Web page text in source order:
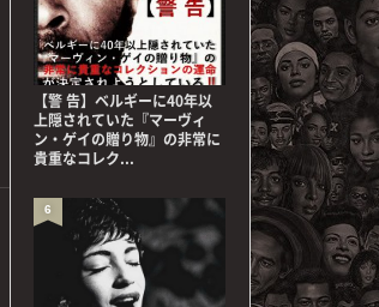
【警 告】ベルギーに40年以
上隠されていた『マーヴィ
ン・ゲイの贈り物』の非常に
貴重なコレク...
6